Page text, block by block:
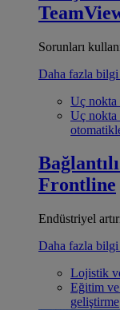
Sorunları
Daha fazla bilgi
Uç nokta
Uç nokta
Frontline
Endüstriyel
Daha fazla bilgi
Lojistik
Eğitim
geliştirme